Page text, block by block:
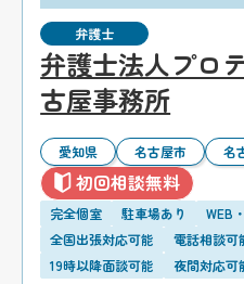
弁護士
弁護士法人プロ
古屋事務所
愛知県 名古屋市 名
初回相談無料
完全個室 駐車場あり
WEB
全国出張対応可能
電話相談可
19時以降面談可能
夜間対応可